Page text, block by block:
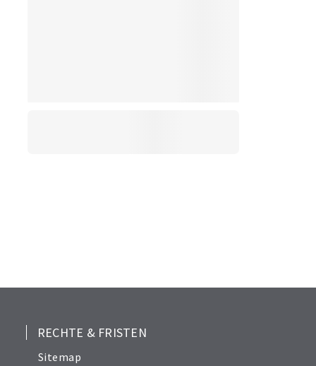
RECHTE & FRISTEN
Sitemap